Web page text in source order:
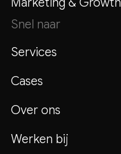
Snel naar
Services
Cases
Over ons
Werken bij